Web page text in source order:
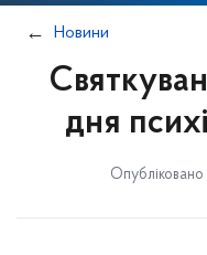
Новини
дня
Опубліковано